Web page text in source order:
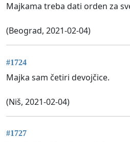
Majkama treba dati orden za
(Beograd, 2021-02-04)
#1724
Majka sam četiri devojčice.
(Niš, 2021-02-04)
#1727